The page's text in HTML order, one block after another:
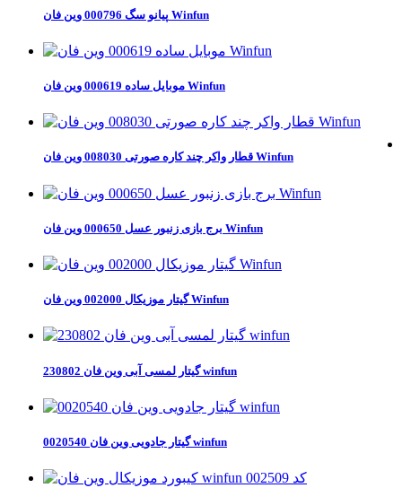
پیانو سگ 000796 وین فان Winfun
موبایل ساده 000619 وین فان Winfun
قطار واکر چند کاره صورتی 008030 وین فان Winfun
برج بازی زنبور عسل 000650 وین فان Winfun
گیتار موزیکال 002000 وین فان Winfun
گیتار لمسی آبی وین فان 230802 winfun
گیتار جادویی وین فان 0020540 winfun